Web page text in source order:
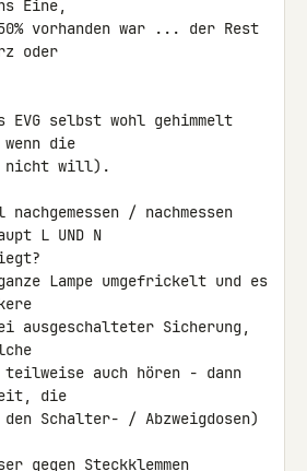
Eine,
vorhanden war ... der Rest
oder
EVG selbst wohl gehimmelt
die
nicht will).
/ nachmessen
L UND N
Lampe umgefrickelt und es
ausgeschalteter Sicherung,
teilweise auch hören - dann
die
den Schalter- / Abzweigdosen)
gegen Steckklemmen